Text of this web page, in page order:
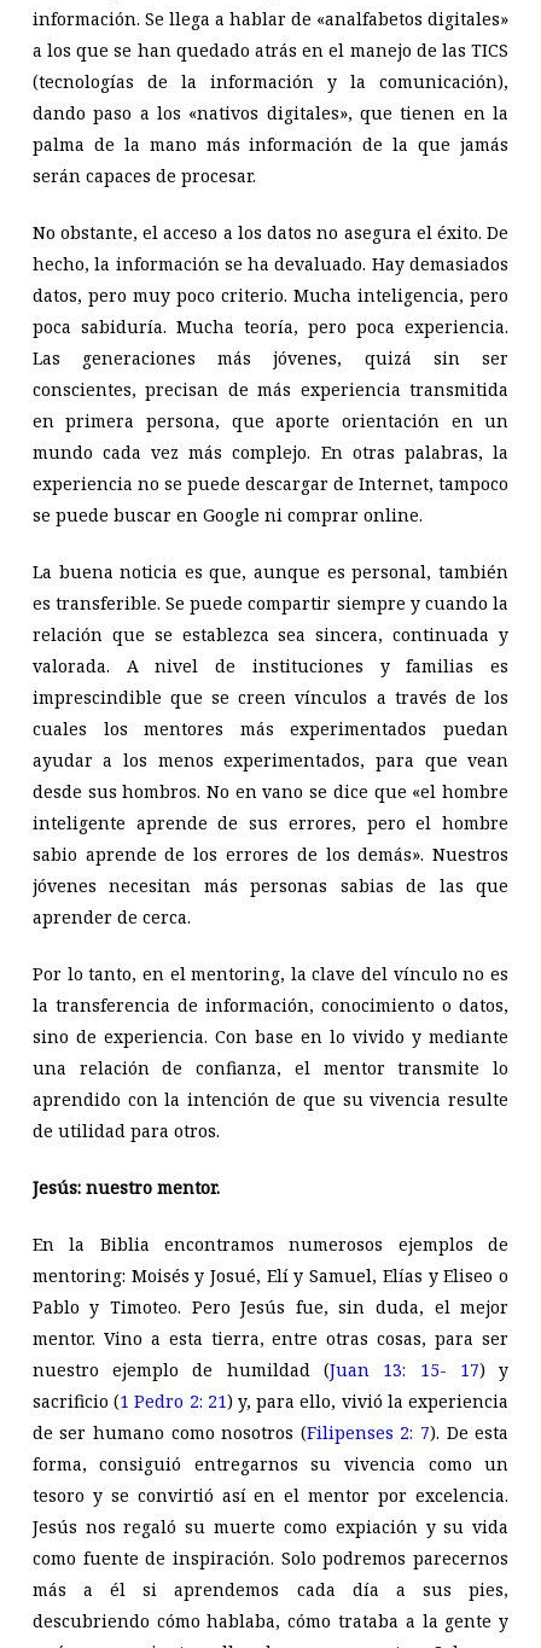
información. Se llega a hablar de «analfabetos digitales»
a los que se han quedado atrás en el manejo de las TICS
(tecnologías de la información y la comunicación),
dando paso a los «nativos digitales», que tienen en la
palma de la mano más información de la que jamás
serán capaces de procesar.
No obstante, el acceso a los datos no asegura el éxito. De
hecho, la información se ha devaluado. Hay demasiados
datos, pero muy poco criterio. Mucha inteligencia, pero
poca sabiduría. Mucha teoría, pero poca experiencia.
Las generaciones más jóvenes, quizá sin ser
conscientes, precisan de más experiencia transmitida
en primera persona, que aporte orientación en un
mundo cada vez más complejo. En otras palabras, la
experiencia no se puede descargar de Internet, tampoco
se puede buscar en Google ni comprar online.
La buena noticia es que, aunque es personal, también
es transferible. Se puede compartir siempre y cuando la
relación que se establezca sea sincera, continuada y
valorada. A nivel de instituciones y familias es
imprescindible que se creen vínculos a través de los
cuales los mentores más experimentados puedan
ayudar a los menos experimentados, para que vean
desde sus hombros. No en vano se dice que «el hombre
inteligente aprende de sus errores, pero el hombre
sabio aprende de los errores de los demás». Nuestros
jóvenes necesitan más personas sabias de las que
aprender de cerca.
Por lo tanto, en el mentoring, la clave del vínculo no es
la transferencia de información, conocimiento o datos,
sino de experiencia. Con base en lo vivido y mediante
una relación de confianza, el mentor transmite lo
aprendido con la intención de que su vivencia resulte
de utilidad para otros.
Jesús: nuestro mentor.
En la Biblia encontramos numerosos ejemplos de
mentoring: Moisés y Josué, Elí y Samuel, Elías y Eliseo o
Pablo y Timoteo. Pero Jesús fue, sin duda, el mejor
mentor. Vino a esta tierra, entre otras cosas, para ser
nuestro ejemplo de humildad (Juan 13: 15- 17) y
sacrificio (1 Pedro 2: 21) y, para ello, vivió la experiencia
de ser humano como nosotros (Filipenses 2: 7). De esta
forma, consiguió entregarnos su vivencia como un
tesoro y se convirtió así en el mentor por excelencia.
Jesús nos regaló su muerte como expiación y su vida
como fuente de inspiración. Solo podremos parecernos
más a él si aprendemos cada día a sus pies,
descubriendo cómo hablaba, cómo trataba a la gente y